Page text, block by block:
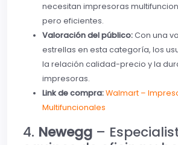
necesitan impresoras
pero eficientes.
Valoración del público:Con una
estrellas en esta categoría, los
la relación calidad-precio y la
impresoras.
Link de compra:Walmart –
Multifuncionales
4. Newegg –